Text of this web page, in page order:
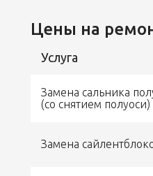
Цены на
Услуга
Замена сальника
(со снятием полуоси)
Замена